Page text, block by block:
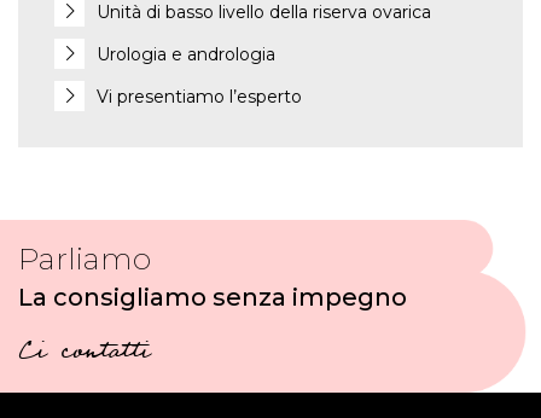
Unità di basso livello della riserva ovarica
Urologia e andrologia
Vi presentiamo l’esperto
Parliamo
La consigliamo senza impegno
Ci contatti